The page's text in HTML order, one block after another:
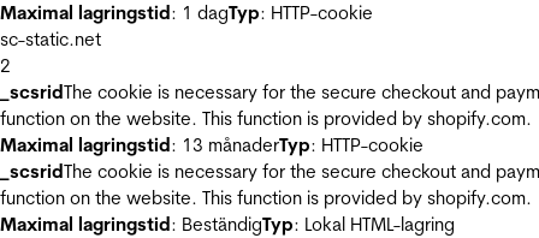
Maximal lagringstid: 1 dagTyp: HTTP-cookie
sc-static.net
2
_scsridThe cookie is necessary for the secure checkout and
function on the website. This function is provided by shopify.com.
Maximal lagringstid: 13 månaderTyp: HTTP-cookie
_scsridThe cookie is necessary for the secure checkout and
function on the website. This function is provided by shopify.com.
Maximal lagringstid: BeständigTyp: Lokal HTML-lagring